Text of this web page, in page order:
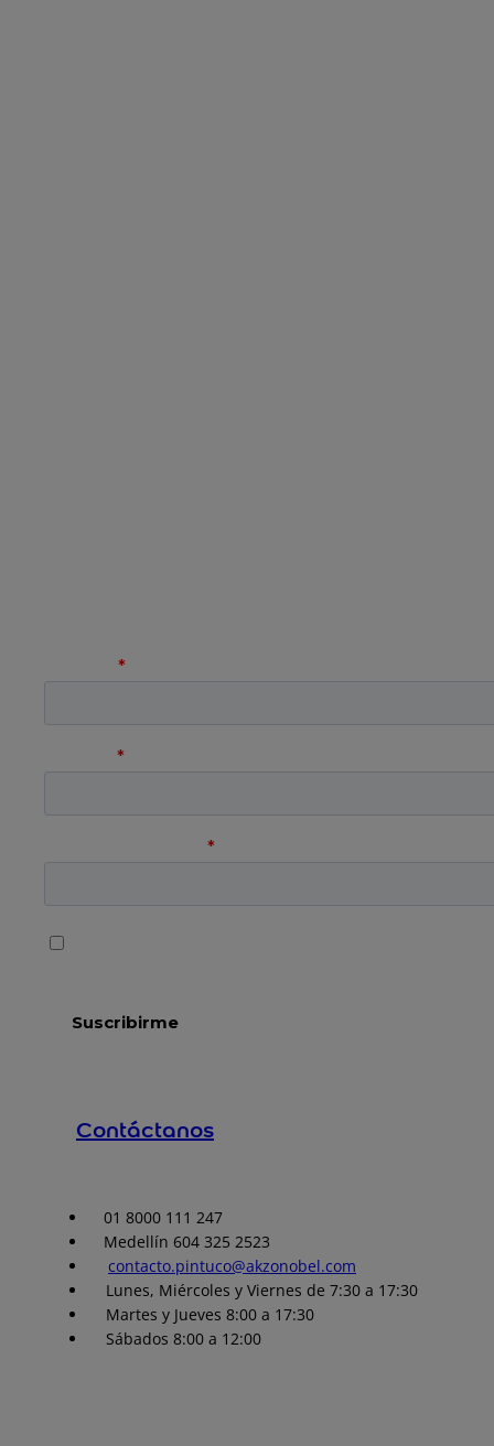
Contáctanos
01 8000 111 247
Medellín 604 325 2523
contacto.pintuco@akzonobel.com
Lunes, Miércoles y Viernes de 7:30 a 17:30
Martes y Jueves 8:00 a 17:30
Sábados 8:00 a 12:00